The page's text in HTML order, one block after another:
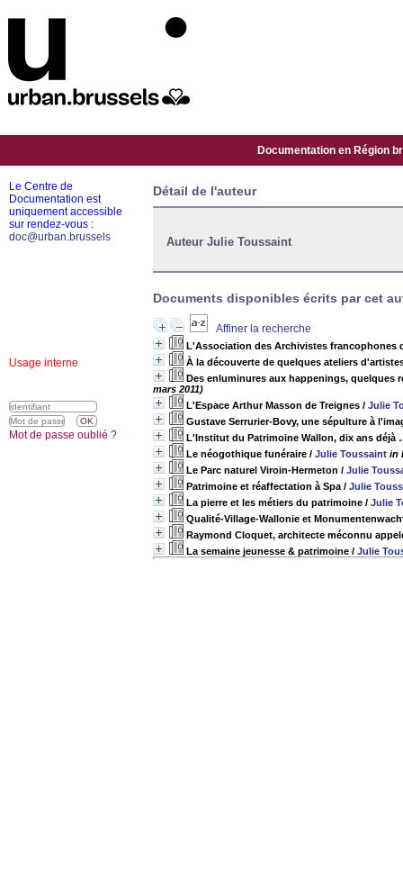
Documentation en Région
Détail de l'auteur
Auteur Julie Toussaint
Documents disponibles écrits par cet
Affiner la recherche
L'Association des Archivistes francophones
À la découverte de quelques ateliers
Des enluminures aux happenings, quelques
mars 2011)
L'Espace Arthur Masson de Treignes / Julie
Gustave Serrurier-Bovy, une sépulture à
L'Institut du Patrimoine Wallon, dix ans déjà
Le néogothique funéraire / Julie Toussaint in
Le Parc naturel Viroin-Hermeton / Julie
Patrimoine et réaffectation à Spa / Julie
La pierre et les métiers du patrimoine / Julie
Qualité-Village-Wallonie et
Raymond Cloquet, architecte méconnu
La semaine jeunesse & patrimoine / Julie
Le Centre de
Documentation est
uniquement accessible
sur rendez-vous :
doc@urban.brussels
Usage interne
Mot de passe oublié ?